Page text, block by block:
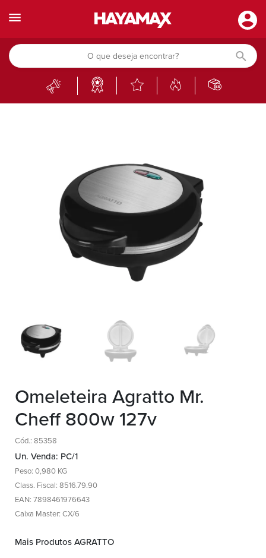
Omeleteira Agratto Mr.
Cheff 800w 127v
Cód.: 85358
Un. Venda: PC/1
Peso: 0,980 KG
Class. Fiscal: 8516.79.90
EAN: 7898461976643
Caixa Master: CX/6
Mais Produtos AGRATTO